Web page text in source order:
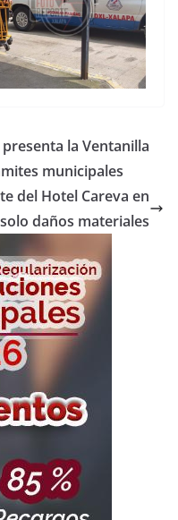
la Ventanilla
municipales
del Hotel Careva en
daños materiales